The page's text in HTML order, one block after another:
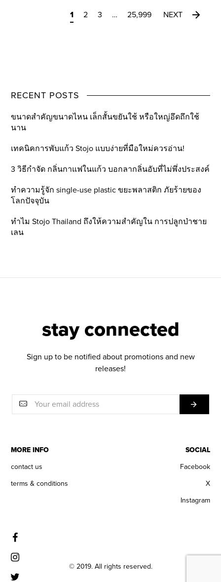
1 2 3 … 25,999 NEXT
RECENT POSTS
ขนาดสำคัญขนาดไหน เล็กสั้นขยันใช้ หรือใหญ่อึดถึกใช้
นาน
เทคนิคการพับแก้ว Stojo แบบง่ายที่มือใหม่ควรอ่าน!
3 วิธีกำจัด กลิ่นกาแฟในแก้ว บอกลากลิ่นอับที่ไม่พึ่งประสงค์
ทำความรู้จัก single-use plastic ขยะพลาสติก ภัยร้ายของ
โลกปัจจุบัน
ทำไม Stojo Thailand ถึงให้ความสำคัญใน การปลูกป่าชาย
เลน
stay connected
Sign up to be notified about promotions and new
releases!
MORE INFO
contact us
terms & conditions
SOCIAL
Facebook
X
Instagram
© 2019. All rights reserved.